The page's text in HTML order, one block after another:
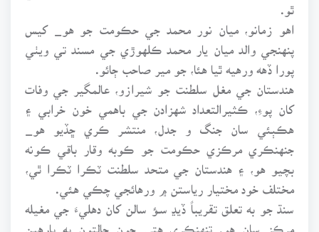
ٿو.
اهو زمانو، ميان نور محمد جي حڪومت جو هو_ کيس
پنهنجي والد ميان يار محمد ڪلهوڙي جي مسند تي ويٺي
پورا ڏهه ورهيه ٿيا هئا، جو مير صاحب ڄائو.
هندستان جي مغل سلطنت جو شيرازو، عالمگير جي وفات
کان پوءِ، ڪثيرالتعداد شهزادن جي باهمي خون خرابي ۽
هڪٻئي سان جنگ و جدل، منتشر ڪري ڇڏيو هو_
جنهنڪري مرڪزي حڪومت جو ڪوبه وقار باقي ڪونه
بچيو هو، ۽ هندستان جي متحد سلطنت ٽڪرا ٽڪرا ٿي،
مختلف خود مختيار رياستن ۾ ورهائجي چڪي هئي.
سنڌ جو به تعلق تقريباً ڏيڍ سـؤ سالن کان دهليءَ جي مغيله
مرڪز سان هو. تنهنڪري هتي چون حالتون به ٻارهين